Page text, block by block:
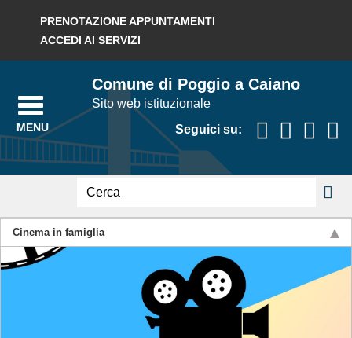
Regione Toscana
PRENOTAZIONE APPUNTAMENTI
ACCEDI AI SERVIZI
Comune di Poggio a Caiano
Sito web istituzionale
Seguici su:
testo
cercare
ricerca
Cinema in famiglia